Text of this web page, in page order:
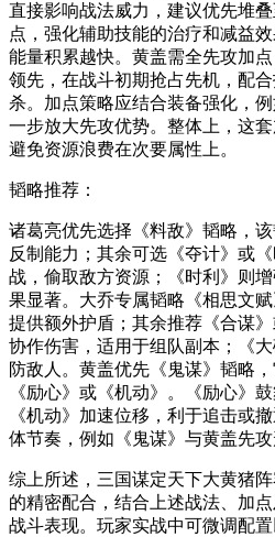
直接影响战法威力，建议优先堆
点，强化辅助技能的治疗和减益
能量积累越快。黄盖需全先攻加
领先，在战斗初期抢占先机，配
杀。加点策略应结合装备强化，
一步放大先攻优势。整体上，这
避免资源浪费在次要属性上。
韬略推荐：
诸葛亮优先选择《料敌》韬略，
反制能力；其余可选《夺计》或
战，偷取敌方资源；《时利》则
果显著。大乔专属韬略《相思文
提供额外护盾；其余推荐《合谋
协作伤害，适用于组队副本；《
防敌人。黄盖优先《鬼谋》韬略
《励心》或《机动》。《励心》
《机动》加速位移，利于追击或
体节奏，例如《鬼谋》与黄盖先攻
综上所述，三国谋定天下大黄猪
的精密配合，结合上述战法、加
战斗表现。玩家实战中可微调配